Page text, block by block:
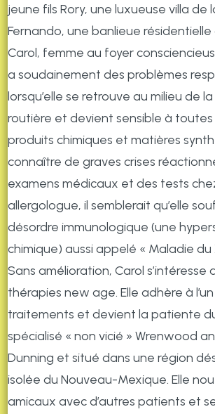
jeune fils Rory, une luxueuse villa de
Fernando, une banlieue résidentielle
Carol, femme au foyer
a soudainement des problèmes
lorsqu’elle se retrouve au milieu de
routière et devient sensible à
produits chimiques et matières
connaître de graves crises
examens médicaux et des tests
allergologue, il semblerait qu’elle
désordre immunologique (une
chimique) aussi appelé « Maladie du
Sans amélioration, Carol s’intéresse
thérapies new age. Elle adhère à
traitements et devient la patiente
spécialisé « non vicié » Wrenwood
Dunning et situé dans une région
isolée du Nouveau-Mexique. Elle
amicaux avec d’autres patients et